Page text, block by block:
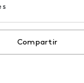
Compartir